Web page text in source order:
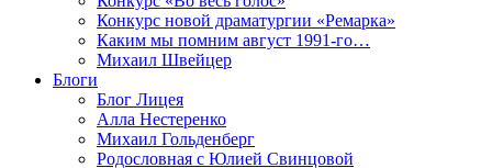
Конкурс новой драматургии «Ремарка»
Каким мы помним август 1991-го…
Михаил Швейцер
Блоги
Блог Лицея
Алла Нестеренко
Михаил Гольденберг
Родословная с Юлией Свинцовой